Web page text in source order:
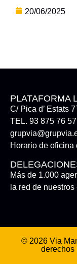
20/06/2025
PLATAFORMA
C/ Pica d’ Estats
TEL. 93 875 76 57
Horario de oficina
Más de 1.000
la red de
© 2026 Via
derechos